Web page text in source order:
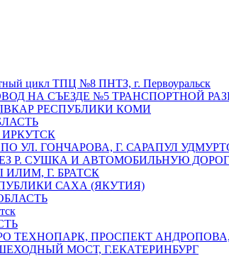
цикл ТПЦ №8 ПНТЗ, г. Первоуральск
НА СЪЕЗДЕ №5 ТРАНСПОРТНОЙ
РЕСПУБЛИКИ КОМИ
ИРКУТСК
УЛ. ГОНЧАРОВА, Г. САРАПУЛ
Р. СУШКА И АВТОМОБИЛЬНУЮ
Г. БРАТСК
САХА (ЯКУТИЯ)
ТЕХНОПАРК, ПРОСПЕКТ
МОСТ, Г.ЕКАТЕРИНБУРГ